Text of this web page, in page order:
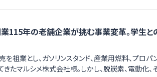
115年の老舗企業が挑む事業変革。学生と
祖業とし、ガソリンスタンド、産業用燃料、プロパ
たマルシメ株式会社様。しかし、脱炭素、電動化、